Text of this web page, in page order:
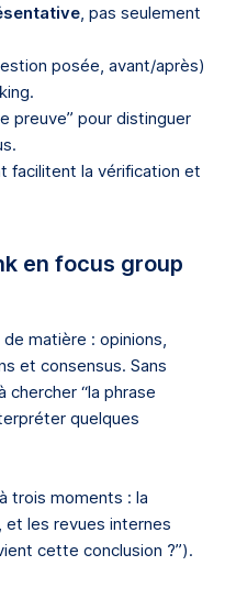
, pas seulement
posée, avant/après)
preuve” pour distinguer
facilitent la vérification et
en focus group
matière : opinions,
et consensus. Sans
“la phrase
quelques
trois moments : la
les revues internes
cette conclusion ?”).